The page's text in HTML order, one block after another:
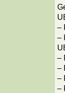
–
–
–
–
–
–